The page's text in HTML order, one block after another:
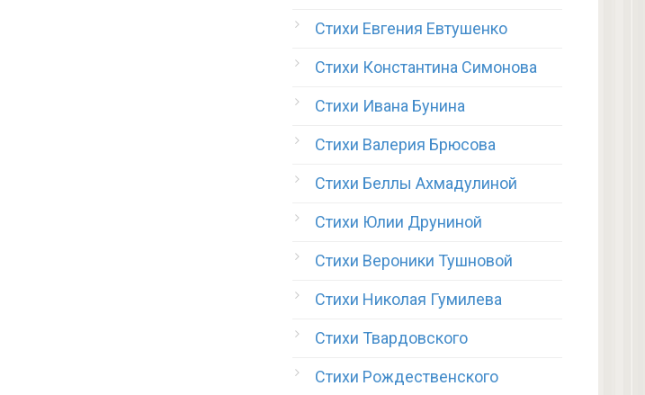
Стихи Евгения Евтушенко
Стихи Константина Симонова
Стихи Ивана Бунина
Стихи Валерия Брюсова
Стихи Беллы Ахмадулиной
Стихи Юлии Друниной
Стихи Вероники Тушновой
Стихи Николая Гумилева
Стихи Твардовского
Стихи Рождественского